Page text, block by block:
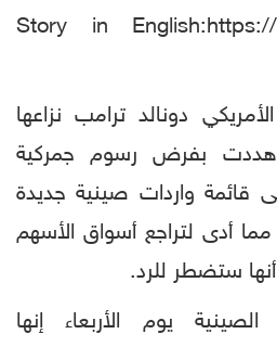
Story in English:https://
دونالد ترامب نزاعها
بفرض رسوم جمركية
قائمة واردات صينية جديدة
دولار مما أدى لتراجع أسواق الأسهم
ستضطر للرد.
يوم الأربعاء إنها